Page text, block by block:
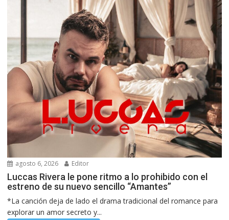
agosto 6, 2026 Editor
Luccas Rivera le pone ritmo a lo prohibido con el
estreno de su nuevo sencillo “Amantes”
*La canción deja de lado el drama tradicional del romance para
explorar un amor secreto y...